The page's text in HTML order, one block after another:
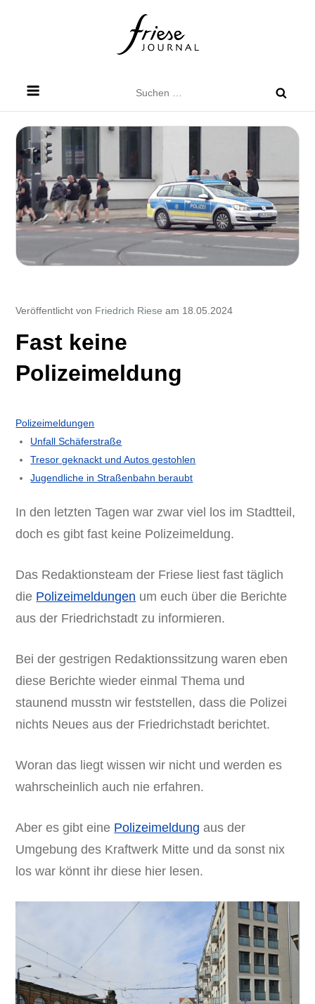
nach:
Veröffentlicht von Friedrich Riese am 18.05.2024
Fast keine
Polizeimeldung
Polizeimeldungen
Unfall Schäferstraße
Tresor geknackt und Autos gestohlen
Jugendliche in Straßenbahn beraubt
In den letzten Tagen war zwar viel los im Stadtteil,
doch es gibt fast keine Polizeimeldung.
Das Redaktionsteam der Friese liest fast täglich
die Polizeimeldungen um euch über die Berichte
aus der Friedrichstadt zu informieren.
Bei der gestrigen Redaktionssitzung waren eben
diese Berichte wieder einmal Thema und
staunend musstn wir feststellen, dass die Polizei
nichts Neues aus der Friedrichstadt berichtet.
Woran das liegt wissen wir nicht und werden es
wahrscheinlich auch nie erfahren.
Aber es gibt eine Polizeimeldung aus der
Umgebung des Kraftwerk Mitte und da sonst nix
los war könnt ihr diese hier lesen.